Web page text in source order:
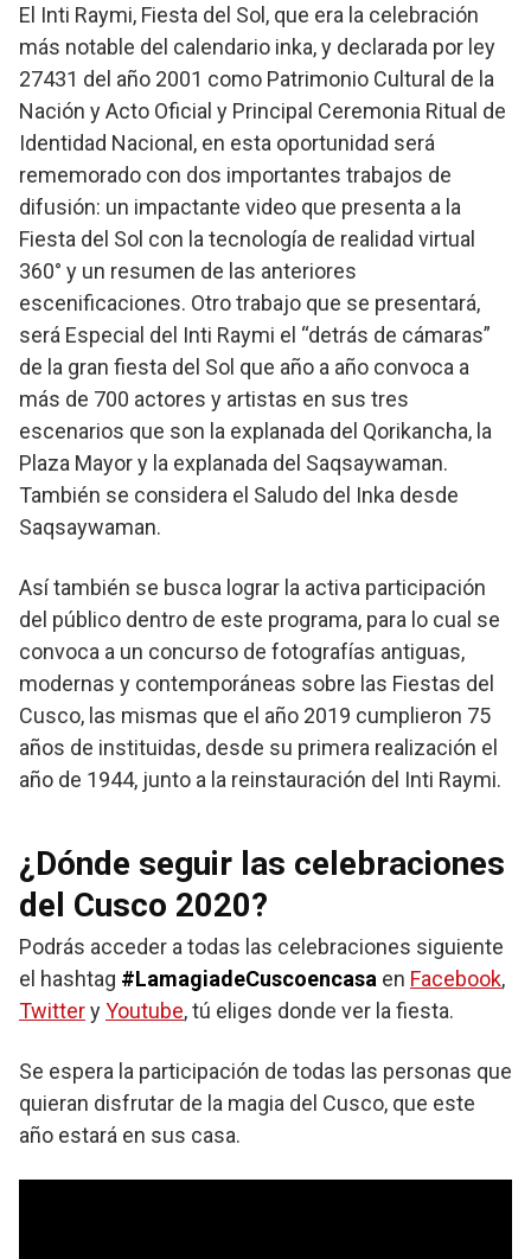
El Inti Raymi, Fiesta del Sol, que era la celebración
más notable del calendario inka, y declarada por ley
27431 del año 2001 como Patrimonio Cultural de la
Nación y Acto Oficial y Principal Ceremonia Ritual de
Identidad Nacional, en esta oportunidad será
rememorado con dos importantes trabajos de
difusión: un impactante video que presenta a la
Fiesta del Sol con la tecnología de realidad virtual
360° y un resumen de las anteriores
escenificaciones. Otro trabajo que se presentará,
será Especial del Inti Raymi el “detrás de cámaras”
de la gran fiesta del Sol que año a año convoca a
más de 700 actores y artistas en sus tres
escenarios que son la explanada del Qorikancha, la
Plaza Mayor y la explanada del Saqsaywaman.
También se considera el Saludo del Inka desde
Saqsaywaman.
Así también se busca lograr la activa participación
del público dentro de este programa, para lo cual se
convoca a un concurso de fotografías antiguas,
modernas y contemporáneas sobre las Fiestas del
Cusco, las mismas que el año 2019 cumplieron 75
años de instituidas, desde su primera realización el
año de 1944, junto a la reinstauración del Inti Raymi.
¿Dónde seguir las celebraciones
del Cusco 2020?
Podrás acceder a todas las celebraciones siguiente
el hashtag #LamagiadeCuscoencasa en Facebook,
TwitteryYoutube, tú eliges donde ver la fiesta.
Se espera la participación de todas las personas que
quieran disfrutar de la magia del Cusco, que este
año estará en sus casa.